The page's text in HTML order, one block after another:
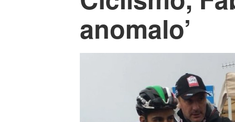
anomalo’